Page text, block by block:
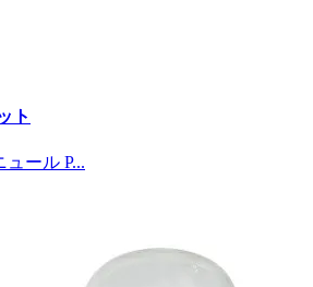
ト
ュール P...